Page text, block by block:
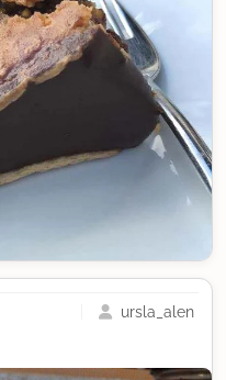
ursla_alen